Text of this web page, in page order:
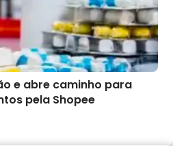
e abre caminho para
pela Shopee